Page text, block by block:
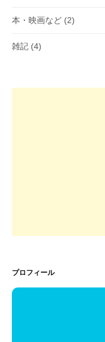
本・映画など (2)
雑記 (4)
プロフィール